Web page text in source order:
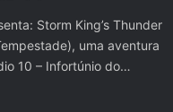
Storm King’s Thunder
uma aventura
10 – Infortúnio do…